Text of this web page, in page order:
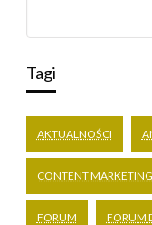
Tagi
AKTUALNOŚCI
CONTENT MARKETING
FORUM FORUM